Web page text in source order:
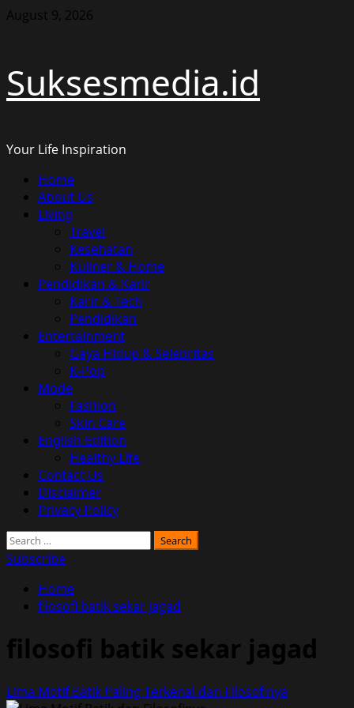
Skip
August 9, 2026
Suksesmedia.id
Your Life Inspiration
Primary
Menu
Home
About Us
Living
Travel
Kesehatan
Kuliner & Home
Pendidikan & Karir
Karir & Tech
Pendidikan
Entertainment
Gaya Hidup & Selebritas
K-Pop
Mode
Fashion
Skin Care
English Edition
Healthy Life
Contact Us
Disclaimer
Privacy Policy
Search
for:
Subscribe
Home
filosofi batik sekar jagad
filosofi batik sekar jagad
Lima Motif Batik Paling Terkenal dan Filosofinya